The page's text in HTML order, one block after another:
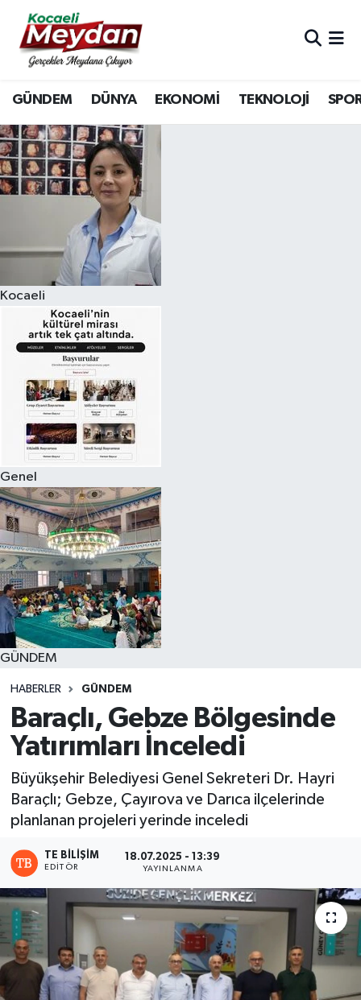
GÜNDEM DÜNYA EKONOMİ TEKNOLOJİ
Kocaeli
Genel
GÜNDEM
HABERLER GÜNDEM
Baraçlı, Gebze Bölgesinde
Yatırımları İnceledi
Büyükşehir Belediyesi Genel Sekreteri Dr. Hayri
Baraçlı; Gebze, Çayırova ve Darıca ilçelerinde
planlanan projeleri yerinde inceledi
TE BILIŞIM
EDITÖR
18.07.2025 - 13:39
YAYINLANMA
Nöbetçi Eczaneler
Hava Durumu
Trafik Durumu
Süper Lig Puan Durumu ve Fikstür
Tüm Manşetler
Son Dakika Haberleri
Haber Arşivi